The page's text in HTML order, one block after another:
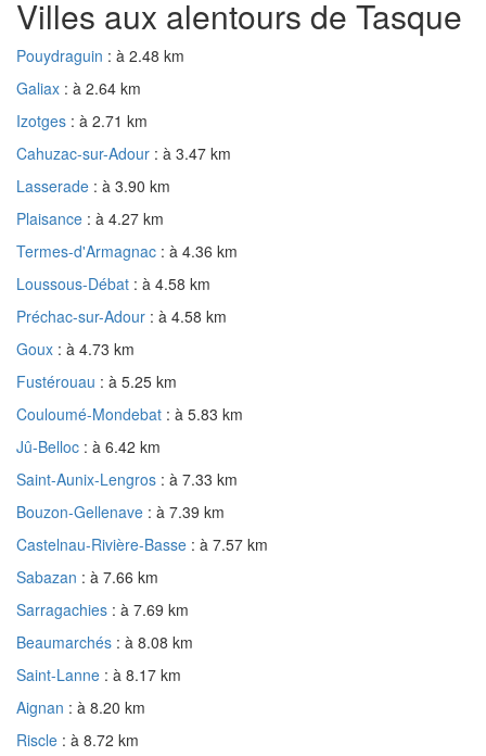
Villes aux alentours de Tasque
Pouydraguin : à 2.48 km
Galiax : à 2.64 km
Izotges : à 2.71 km
Cahuzac-sur-Adour : à 3.47 km
Lasserade : à 3.90 km
Plaisance : à 4.27 km
Termes-d'Armagnac : à 4.36 km
Loussous-Débat : à 4.58 km
Préchac-sur-Adour : à 4.58 km
Goux : à 4.73 km
Fustérouau : à 5.25 km
Couloumé-Mondebat : à 5.83 km
Jû-Belloc : à 6.42 km
Saint-Aunix-Lengros : à 7.33 km
Bouzon-Gellenave : à 7.39 km
Castelnau-Rivière-Basse : à 7.57 km
Sabazan : à 7.66 km
Sarragachies : à 7.69 km
Beaumarchés : à 8.08 km
Saint-Lanne : à 8.17 km
Aignan : à 8.20 km
Riscle : à 8.72 km